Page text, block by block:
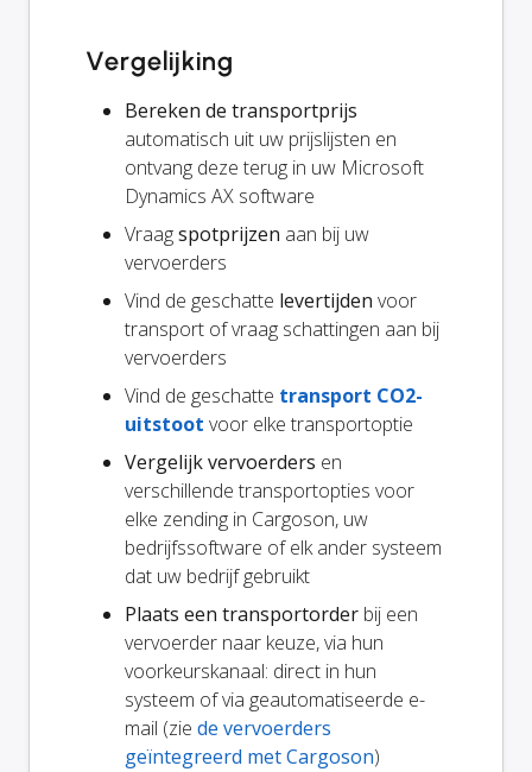
Vergelijking
Bereken de transportprijs
automatisch uit uw prijslijsten en
ontvang deze terug in uw Microsoft
Dynamics AX software
Vraagspotprijzen aan bij uw
vervoerders
Vind de geschatte levertijden voor
transport of vraag schattingen aan bij
vervoerders
Vind de geschatte transport CO2-
uitstoot voor elke transportoptie
Vergelijk vervoerders en
verschillende transportopties voor
elke zending in Cargoson, uw
bedrijfssoftware of elk ander systeem
dat uw bedrijf gebruikt
Plaats een transportorder bij een
vervoerder naar keuze, via hun
voorkeurskanaal: direct in hun
systeem of via geautomatiseerde e-
mail (zie de vervoerders
geïntegreerd met Cargoson)